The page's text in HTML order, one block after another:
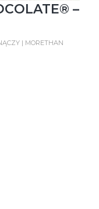
–
| MORETHAN